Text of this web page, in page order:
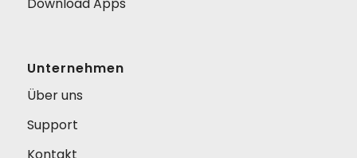
Unternehmen
Über uns
Support